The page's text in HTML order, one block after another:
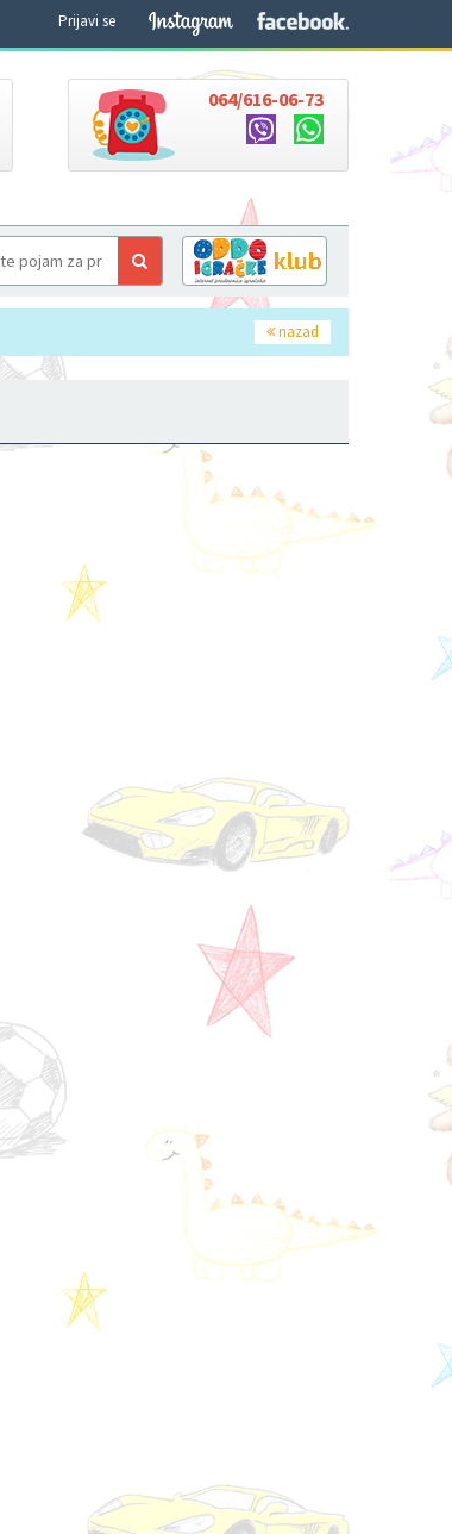
Prijavi se
064/616-06-73
nazad